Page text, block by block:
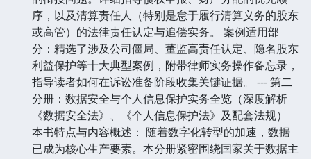
序，以及清算责任人（特别是怠于履行清算义务的股东
或高管）的法律责任认定与追偿实务。 案例适用部
分：精选了涉及公司僵局、董监高责任认定、隐名股东
利益保护等十大典型案例，附带律师实务操作备忘录，
指导读者如何在诉讼准备阶段收集关键证据。 --- 第二
分册：数据安全与个人信息保护实务全览（深度解析
《数据安全法》、《个人信息保护法》及配套法规）
本书特点与内容概述： 随着数字化转型的加速，数据
已成为核心生产要素。本分册紧密围绕国家关于数据主